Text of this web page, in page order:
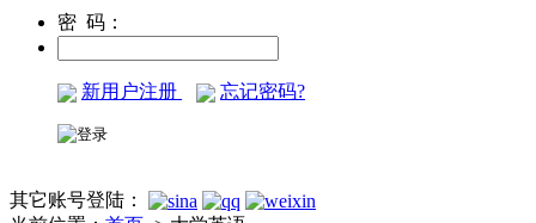
密 码：
新用户注册 忘记密码?
其它账号登陆：